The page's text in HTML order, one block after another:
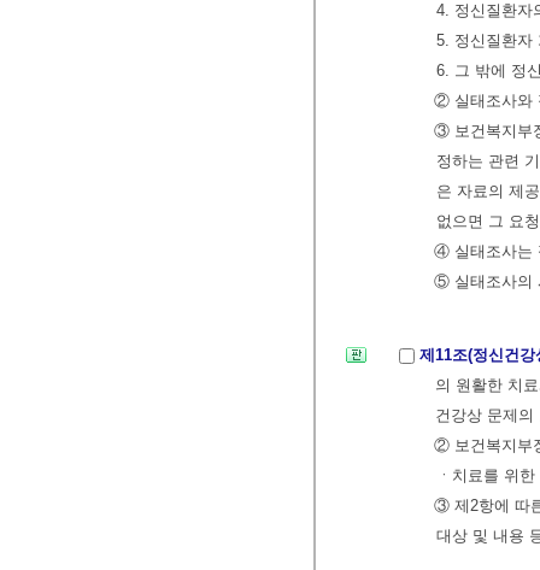
4. 정신질환자
5. 정신질환자
6. 그 밖에 정
② 실태조사와
③ 보건복지부
정하는 관련
은 자료의 제
없으면 그 요
④ 실태조사는
⑤ 실태조사의
제11조(정신건
의 원활한 치
건강상 문제
② 보건복지부
ㆍ치료를 위
③ 제2항에 따
대상 및 내용